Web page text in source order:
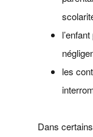
les
Dans